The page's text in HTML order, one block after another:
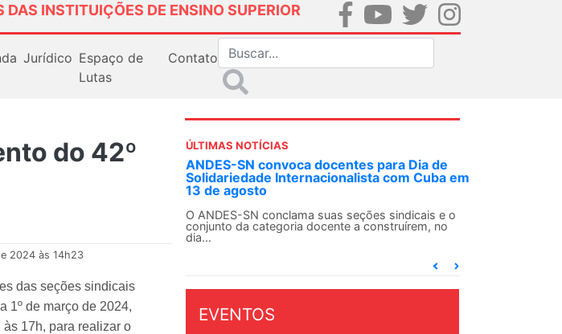
INSTITUIÇÕES DE ENSINO SUPERIOR
Jurídico Espaço de
Lutas
Contato
do 42º
2024 às 14h23
das seções sindicais
1º de março de 2024,
17h, para realizar o
ÚLTIMAS NOTÍCIAS
ANDES-SN convoca docentes para Dia de
Solidariedade Internacionalista com Cuba em
13 de agosto
O ANDES-SN conclama suas seções sindicais e o
conjunto da categoria docente a construírem, no
dia...
EVENTOS